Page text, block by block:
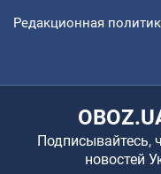
Редакционная
Подписывайтесь,
новостей